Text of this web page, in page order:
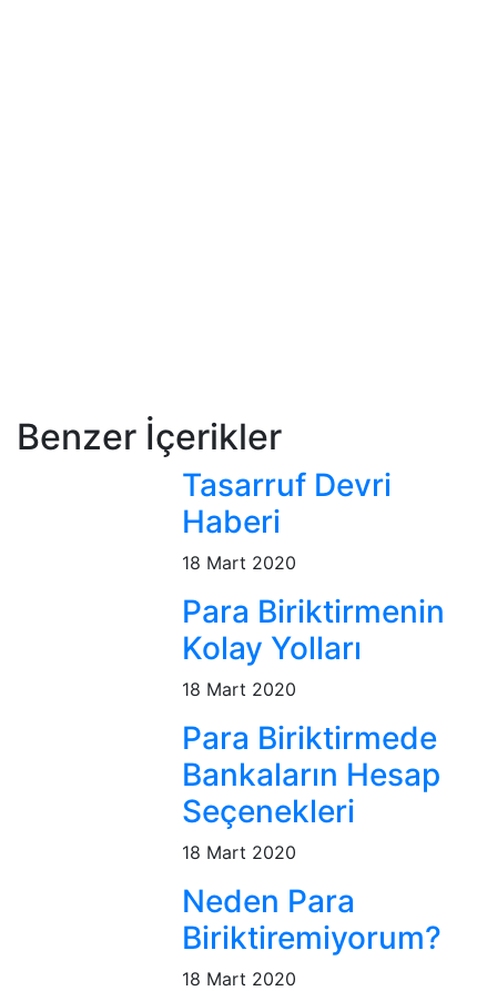
Benzer İçerikler
Tasarruf Devri
Haberi
18 Mart 2020
Para Biriktirmenin
Kolay Yolları
18 Mart 2020
Para Biriktirmede
Bankaların Hesap
Seçenekleri
18 Mart 2020
Neden Para
Biriktiremiyorum?
18 Mart 2020